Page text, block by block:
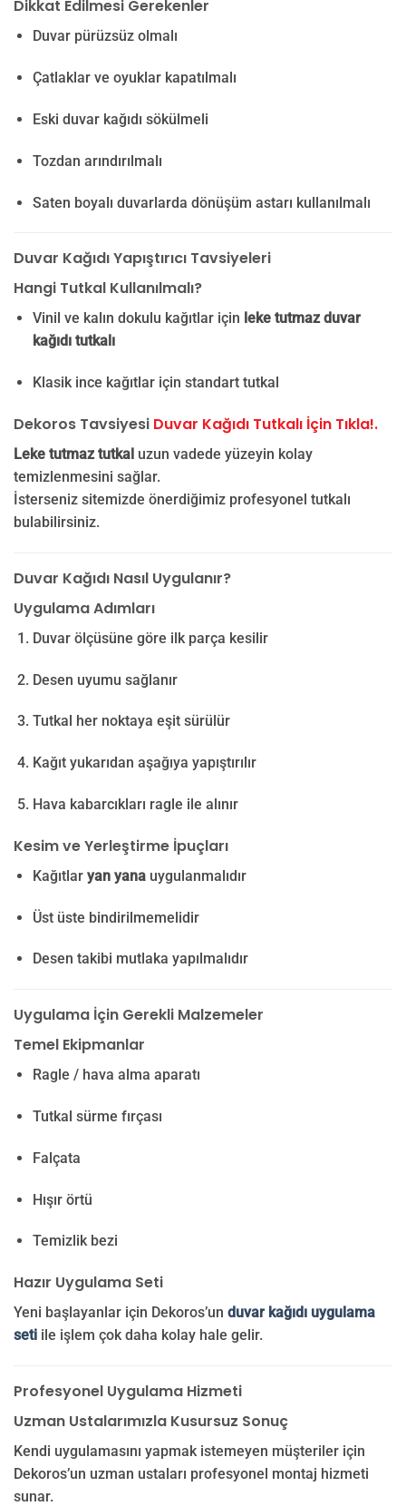
Dikkat Edilmesi Gerekenler
Duvar pürüzsüz olmalı
Çatlaklar ve oyuklar kapatılmalı
Eski duvar kağıdı sökülmeli
Tozdan arındırılmalı
Saten boyalı duvarlarda dönüşüm astarı kullanılmalı
Duvar Kağıdı Yapıştırıcı Tavsiyeleri
Hangi Tutkal Kullanılmalı?
Vinil ve kalın dokulu kağıtlar için leke tutmaz duvar
kağıdı tutkalı
Klasik ince kağıtlar için standart tutkal
Dekoros Tavsiyesi Duvar Kağıdı Tutkalı İçin Tıkla!.
Leke tutmaz tutkal uzun vadede yüzeyin kolay
temizlenmesini sağlar.
İsterseniz sitemizde önerdiğimiz profesyonel tutkalı
bulabilirsiniz.
Duvar Kağıdı Nasıl Uygulanır?
Uygulama Adımları
Duvar ölçüsüne göre ilk parça kesilir
Desen uyumu sağlanır
Tutkal her noktaya eşit sürülür
Kağıt yukarıdan aşağıya yapıştırılır
Hava kabarcıkları ragle ile alınır
Kesim ve Yerleştirme İpuçları
Kağıtlar yan yanauygulanmalıdır
Üst üste bindirilmemelidir
Desen takibi mutlaka yapılmalıdır
Uygulama İçin Gerekli Malzemeler
Temel Ekipmanlar
Ragle / hava alma aparatı
Tutkal sürme fırçası
Falçata
Hışır örtü
Temizlik bezi
Hazır Uygulama Seti
Yeni başlayanlar için Dekoros’un duvar kağıdı uygulama
seti ile işlem çok daha kolay hale gelir.
Profesyonel Uygulama Hizmeti
Uzman Ustalarımızla Kusursuz Sonuç
Kendi uygulamasını yapmak istemeyen müşteriler için
Dekoros’un uzman ustaları profesyonel montaj hizmeti
sunar.